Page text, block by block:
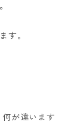
す。
が違います